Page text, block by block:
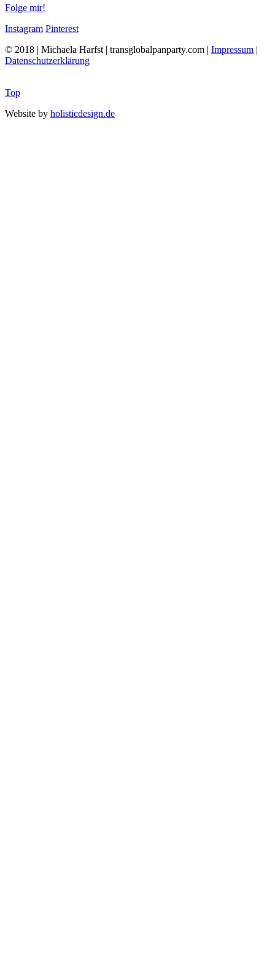
Folge mir!
Instagram Pinterest
© 2018 | Michaela Harfst | transglobalpanparty.com | Impressum |
Datenschutzerklärung
Top
Website by holisticdesign.de